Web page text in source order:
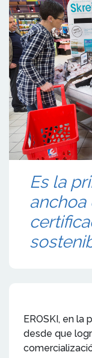
Es la
EROSKI, en la
desde que